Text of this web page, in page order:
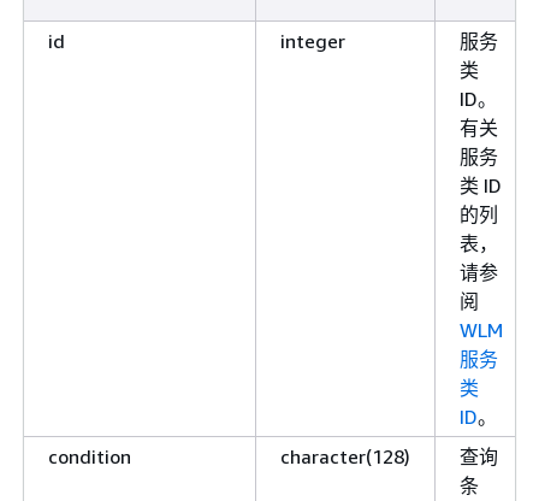
id integer
服务
类
ID。
有关
服务
类 ID
的列
表，
请参
阅
WLM
服务
类
ID。
condition
character(128)
查询
条